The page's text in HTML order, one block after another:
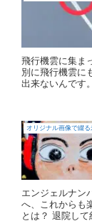
飛行機雲に集ま
別に飛行機雲に
出来ないんです
エンジェルナン
へ、これからも
とは？ 退院し